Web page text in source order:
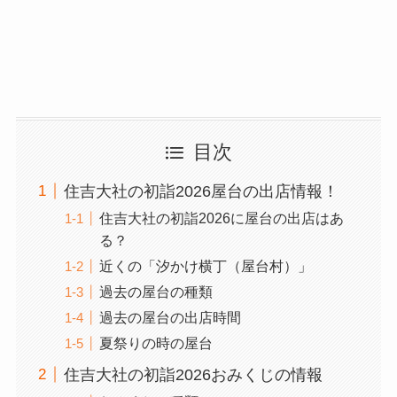
目次
住吉大社の初詣2026屋台の出店情報！
住吉大社の初詣2026に屋台の出店はあ
る？
近くの「汐かけ横丁（屋台村）」
過去の屋台の種類
過去の屋台の出店時間
夏祭りの時の屋台
住吉大社の初詣2026おみくじの情報